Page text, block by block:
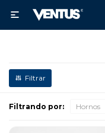

Filtrando por: Hornos